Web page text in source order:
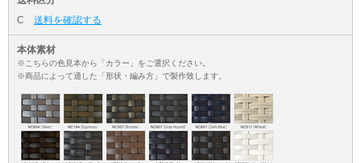
C 送料を確認する
本体素材
※こちらの色見本から「カラー」をご選択ください。
※商品によって適した「形状・編み方」で製作致します。